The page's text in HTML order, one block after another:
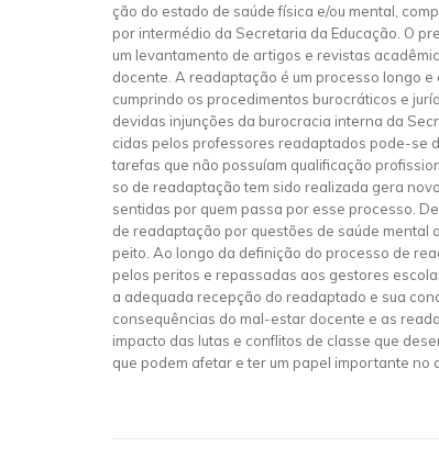
ção do estado de saúde física e/ou mental,
por intermédio da Secretaria da Educação. O
um levantamento de artigos e revistas
docente. A readaptação é um processo longo
cumprindo os procedimentos burocráticos e
devidas injunções da burocracia interna da
cidas pelos professores readaptados pode-se
tarefas que não possuíam qualificação
so de readaptação tem sido realizada gera
sentidas por quem passa por esse processo.
de readaptação por questões de saúde
peito. Ao longo da definição do processo de
pelos peritos e repassadas aos gestores
a adequada recepção do readaptado e sua
consequências do mal-estar docente e as
impacto das lutas e conflitos de classe que
que podem afetar e ter um papel importante no